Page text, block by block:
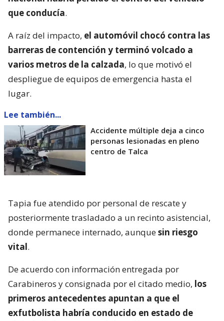
que conducía.
A raíz del impacto, el automóvil chocó contra las
barreras de contención y terminó volcado a
varios metros de la calzada, lo que motivó el
despliegue de equipos de emergencia hasta el
lugar.
Lee también...
Accidente múltiple deja a cinco
personas lesionadas en pleno
centro de Talca
Tapia fue atendido por personal de rescate y
posteriormente trasladado a un recinto asistencial,
donde permanece internado, aunquesin riesgo
vital.
De acuerdo con información entregada por
Carabineros y consignada por el citado medio, los
primeros antecedentes apuntan a que el
exfutbolista habría conducido en estado de